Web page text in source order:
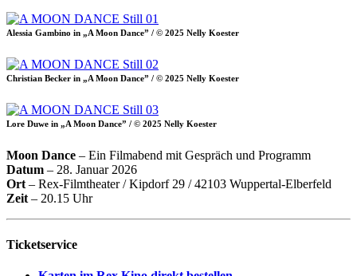
Alessia Gambino in „A Moon Dance” / © 2025 Nelly Koester
Christian Becker in „A Moon Dance” / © 2025 Nelly Koester
Lore Duwe in „A Moon Dance” / © 2025 Nelly Koester
Moon Dance – Ein Filmabend mit Gespräch und Programm
Datum – 28. Januar 2026
Ort – Rex-Filmtheater / Kipdorf 29 / 42103 Wuppertal-Elberfeld
Zeit – 20.15 Uhr
Ticketservice